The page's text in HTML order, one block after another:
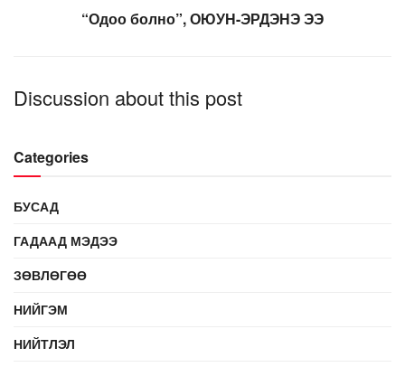
“Одоо болно”, ОЮУН-ЭРДЭНЭ ЭЭ
Discussion about this post
Categories
БУСАД
ГАДААД МЭДЭЭ
ЗӨВЛӨГӨӨ
НИЙГЭМ
НИЙТЛЭЛ